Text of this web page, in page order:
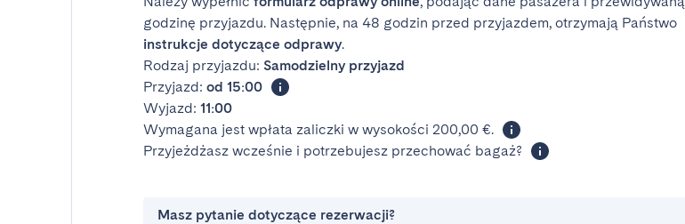
godzinę przyjazdu. Następnie, na 48 godzin przed przyjazdem, otrzymają Państwo
instrukcje dotyczące odprawy.
Rodzaj przyjazdu: Samodzielny przyjazd
Przyjazd: od 15:00
Wyjazd: 11:00
Wymagana jest wpłata zaliczki w wysokości 200,00 €.
Przyjeżdżasz wcześnie i potrzebujesz przechować bagaż?
Masz pytanie dotyczące rezerwacji?